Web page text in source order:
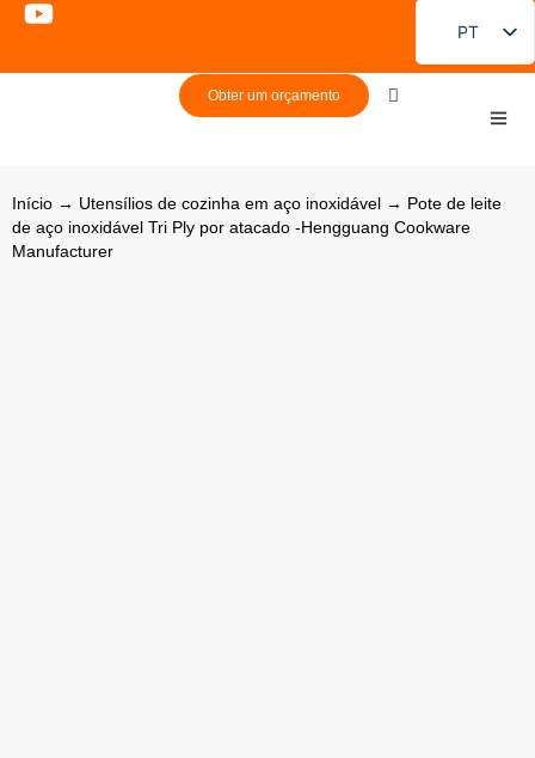
PT
EN
RU
Obter um orçamento
Início → Utensílios de cozinha em aço inoxidável → Pote de leite
de aço inoxidável Tri Ply por atacado -Hengguang Cookware
Manufacturer